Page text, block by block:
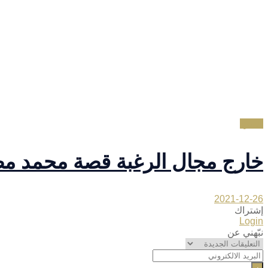
خارج مجال الرغبة قصة محمد
2021-12-26
إشتراك
Login
نبّهني عن